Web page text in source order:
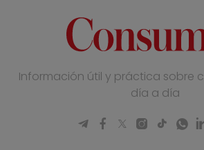
Información útil y práctica sobre
día a día